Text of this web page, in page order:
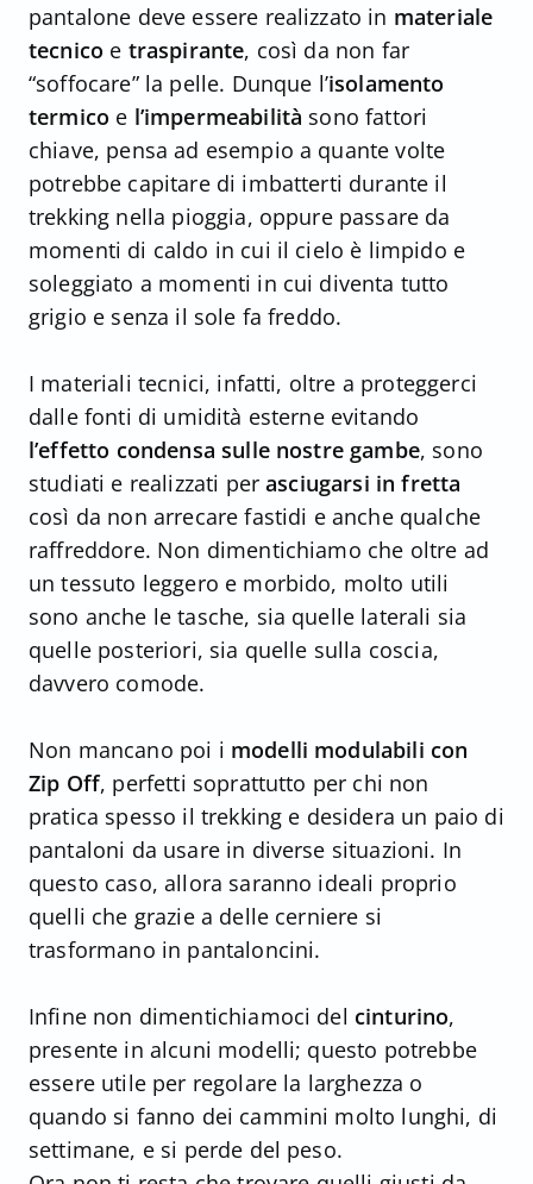
pantalone deve essere realizzato in materiale
tecnico e traspirante, così da non far
“soffocare” la pelle. Dunque l’isolamento
termico e l’impermeabilità sono fattori
chiave, pensa ad esempio a quante volte
potrebbe capitare di imbatterti durante il
trekking nella pioggia, oppure passare da
momenti di caldo in cui il cielo è limpido e
soleggiato a momenti in cui diventa tutto
grigio e senza il sole fa freddo.
I materiali tecnici, infatti, oltre a proteggerci
dalle fonti di umidità esterne evitando
l’effetto condensa sulle nostre gambe, sono
studiati e realizzati perasciugarsi in fretta
così da non arrecare fastidi e anche qualche
raffreddore. Non dimentichiamo che oltre ad
un tessuto leggero e morbido, molto utili
sono anche le tasche, sia quelle laterali sia
quelle posteriori, sia quelle sulla coscia,
davvero comode.
Non mancano poi i modelli modulabili con
Zip Off, perfetti soprattutto per chi non
pratica spesso il trekking e desidera un paio di
pantaloni da usare in diverse situazioni. In
questo caso, allora saranno ideali proprio
quelli che grazie a delle cerniere si
trasformano in pantaloncini.
Infine non dimentichiamoci del cinturino,
presente in alcuni modelli; questo potrebbe
essere utile per regolare la larghezza o
quando si fanno dei cammini molto lunghi, di
settimane, e si perde del peso.